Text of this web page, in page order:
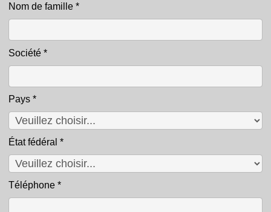
Nom de famille *
Société *
Pays *
État fédéral *
Téléphone *